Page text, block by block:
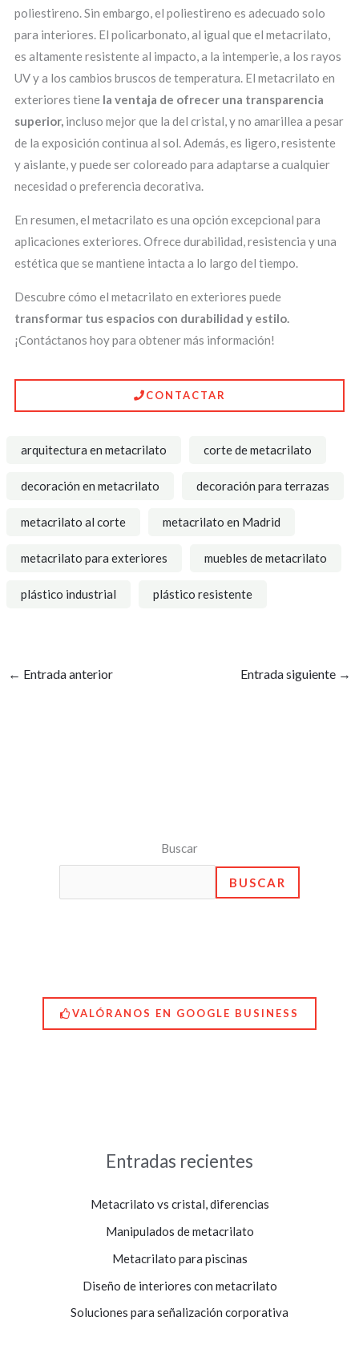
poliestireno. Sin embargo, el poliestireno es adecuado solo
para interiores. El policarbonato, al igual que el metacrilato,
es altamente resistente al impacto, a la intemperie, a los rayos
UV y a los cambios bruscos de temperatura. El metacrilato en
exteriores tiene la ventaja de ofrecer una transparencia
superior, incluso mejor que la del cristal, y no amarillea a pesar
de la exposición continua al sol. Además, es ligero, resistente
y aislante, y puede ser coloreado para adaptarse a cualquier
necesidad o preferencia decorativa.
En resumen, el metacrilato es una opción excepcional para
aplicaciones exteriores. Ofrece durabilidad, resistencia y una
estética que se mantiene intacta a lo largo del tiempo.
Descubre cómo el metacrilato en exteriores puede
transformar tus espacios con durabilidad y estilo.
¡Contáctanos hoy para obtener más información!
CONTACTAR
arquitectura en metacrilato corte de metacrilato
decoración en metacrilato decoración para terrazas
metacrilato al corte metacrilato en Madrid
metacrilato para exteriores muebles de metacrilato
plástico industrial plástico resistente
← Entrada anterior Entrada siguiente →
Buscar
BUSCAR
VALÓRANOS EN GOOGLE BUSINESS
Entradas recientes
Metacrilato vs cristal, diferencias
Manipulados de metacrilato
Metacrilato para piscinas
Diseño de interiores con metacrilato
Soluciones para señalización corporativa